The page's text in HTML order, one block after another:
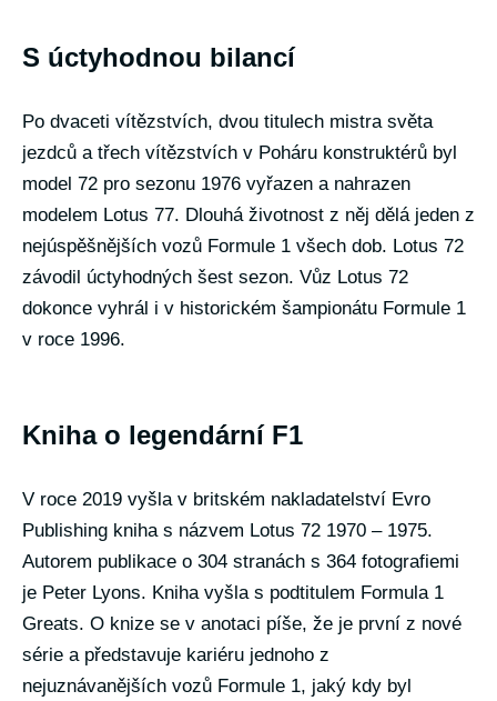
S úctyhodnou bilancí
Po dvaceti vítězstvích, dvou titulech mistra světa
jezdců a třech vítězstvích v Poháru konstruktérů byl
model 72 pro sezonu 1976 vyřazen a nahrazen
modelem Lotus 77. Dlouhá životnost z něj dělá jeden z
nejúspěšnějších vozů Formule 1 všech dob. Lotus 72
závodil úctyhodných šest sezon. Vůz Lotus 72
dokonce vyhrál i v historickém šampionátu Formule 1
v roce 1996.
Kniha o legendární F1
V roce 2019 vyšla v britském nakladatelství Evro
Publishing kniha s názvem Lotus 72 1970 – 1975.
Autorem publikace o 304 stranách s 364 fotografiemi
je Peter Lyons. Kniha vyšla s podtitulem Formula 1
Greats. O knize se v anotaci píše, že je první z nové
série a představuje kariéru jednoho z
nejuznávanějších vozů Formule 1, jaký kdy byl